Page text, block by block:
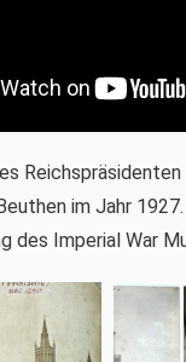
Reichspräsidenten
im Jahr
des Imperial War